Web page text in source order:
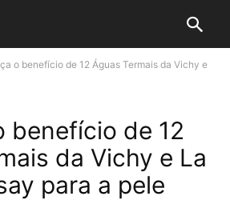
o benefício de 12 Águas Termais da Vichy e
benefício de 12
da Vichy e La
para a pele